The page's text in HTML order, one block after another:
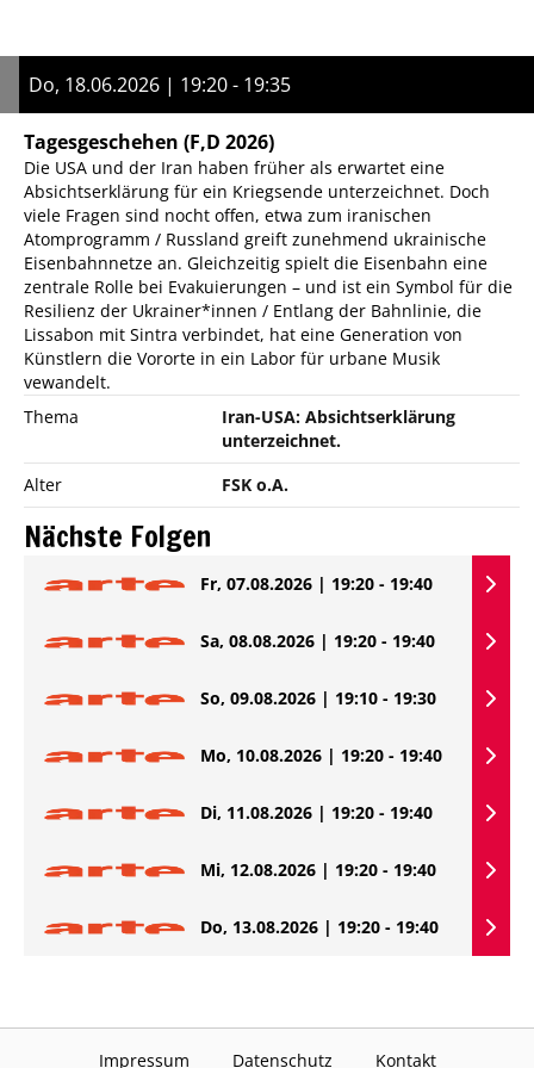
Do, 18.06.2026 | 19:20 - 19:35
Tagesgeschehen (F,D 2026)
Die USA und der Iran haben früher als erwartet eine
Absichtserklärung für ein Kriegsende unterzeichnet. Doch
viele Fragen sind nocht offen, etwa zum iranischen
Atomprogramm / Russland greift zunehmend ukrainische
Eisenbahnnetze an. Gleichzeitig spielt die Eisenbahn eine
zentrale Rolle bei Evakuierungen – und ist ein Symbol für die
Resilienz der Ukrainer*innen / Entlang der Bahnlinie, die
Lissabon mit Sintra verbindet, hat eine Generation von
Künstlern die Vororte in ein Labor für urbane Musik
vewandelt.
Thema
Iran-USA: Absichtserklärung
unterzeichnet.
Alter
FSK o.A.
Nächste Folgen
Fr, 07.08.2026 | 19:20 - 19:40
Sa, 08.08.2026 | 19:20 - 19:40
So, 09.08.2026 | 19:10 - 19:30
Mo, 10.08.2026 | 19:20 - 19:40
Di, 11.08.2026 | 19:20 - 19:40
Mi, 12.08.2026 | 19:20 - 19:40
Do, 13.08.2026 | 19:20 - 19:40
Impressum Datenschutz Kontakt